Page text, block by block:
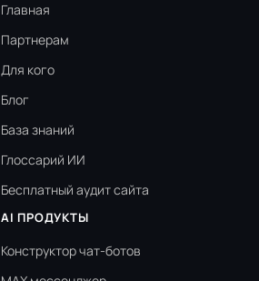
Главная
Партнерам
Для кого
Блог
База знаний
Глоссарий ИИ
Бесплатный аудит сайта
AI ПРОДУКТЫ
Конструктор чат-ботов